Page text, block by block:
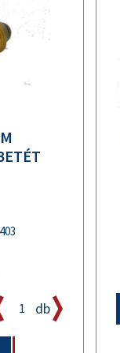
db